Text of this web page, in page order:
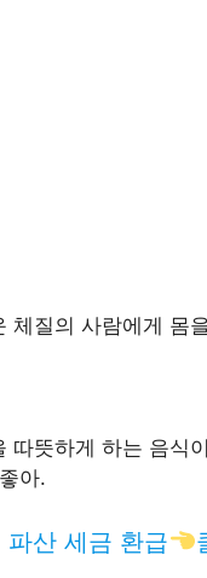
체질의 사람에게 몸
따뜻하게 하는 음식
아.
파산 세금 환급